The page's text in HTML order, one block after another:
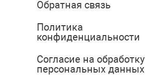
Обратная связь
Политика
конфиденциальности
Согласие на обработку
персональных данных